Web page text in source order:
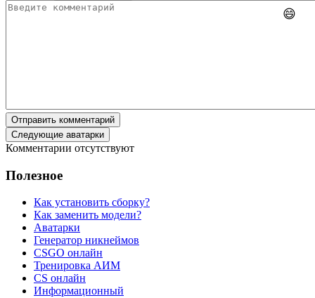
😄
Отправить комментарий
Следующие аватарки
Комментарии отсутствуют
Полезное
Как установить сборку?
Как заменить модели?
Аватарки
Генератор никнеймов
CSGO онлайн
Тренировка АИМ
CS онлайн
Информационный